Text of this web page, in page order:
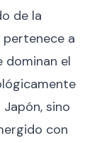
de la
a
dominan el
sino
con